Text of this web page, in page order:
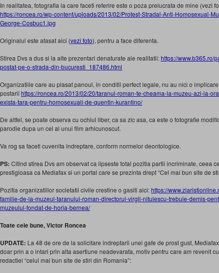
In realitatea, fotografia la care faceti referire este o poza prelucrata de mine (vezi
https://roncea.ro/wp-content/uploads/2013/02/Protest-Stradal-Anti-Homosexual-
George-Cosbuc1.jpg
Originalul este atasat aici (vezi foto), pentru a face diferenta.
Stirea Dvs a dus si la alte prezentari denaturate ale realitatii:https://www.b365.ro/
postat-pe-o-strada-din-bucuresti_187486.html
Organizatiile care au plasat panoul, in conditii perfect legale, nu au nici o
postarii https://roncea.ro/2013/02/20/taranul-roman-te-cheama-la-muzeu-azi-la-
exista-tara-pentru-homosexuali-de-quentin-kurantino/
De altfel, se poate observa cu ochiul liber, ca sa zic asa, ca este o fotografie
parodie dupa un cel al unui film arhicunoscut.
Va rog sa faceti cuvenita indreptare, conform normelor deontologice.
PS: Citind stirea Dvs am observat ca lipseste total pozitia partii incriminate, ceea
prestigioasa ca Mediafax si un portal care se prezinta drept “Cel mai bun site de
Pozitia organizatiilor societatii civile crestine o gasiti aici:https://
familie-de-la-muzeul-taranului-roman-directorul-virgil-nitulescu-trebuie-demis-
muzeului-fondat-de-horia-bernea/
Toate cele bune, Victor Roncea
UPDATE: La 48 de ore de la solicitare indreptarii unei gafe de prost gust,
doar prin a o intari prin alta asertiune neadevarata, motiv pentru care am revenit
redactiei “celui mai bun site de stiri din Romania”: